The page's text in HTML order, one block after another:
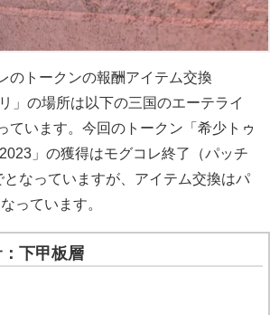
のトークンの報酬アイテム交換
」の場所は以下の三国のエーテライ
ています。今回のトークン「希少トゥ
」の獲得はモグコレ終了（パッチ
なっていますが、アイテム交換はパ
っています。
下甲板層